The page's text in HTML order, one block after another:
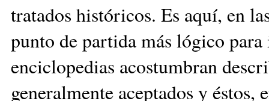
tratados históricos. Es aquí, en
punto de partida más lógico
enciclopedias acostumbran
generalmente aceptados y éstos,